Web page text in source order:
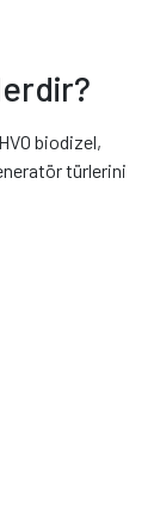
biodizel,
türlerini